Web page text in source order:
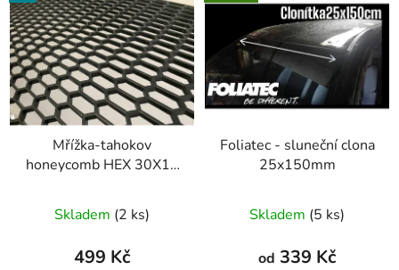
Mřížka-tahokov
honeycomb HEX 30X12
Skladem (2 ks)
499 Kč
Foliatec - sluneční clona
25x150mm
Skladem (5 ks)
od 339 Kč